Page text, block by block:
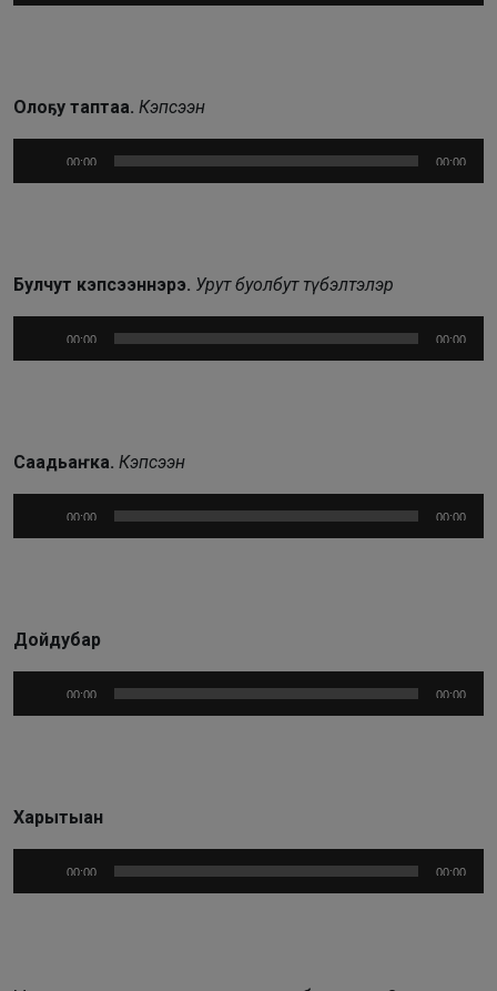
Олоҕу таптаа. Кэпсээн
00:00 00:00
Булчут кэпсээннэрэ. Урут буолбут түбэлтэлэр
00:00 00:00
Саадьаҥка. Кэпсээн
00:00 00:00
Дойдубар
00:00 00:00
Харытыан
00:00 00:00